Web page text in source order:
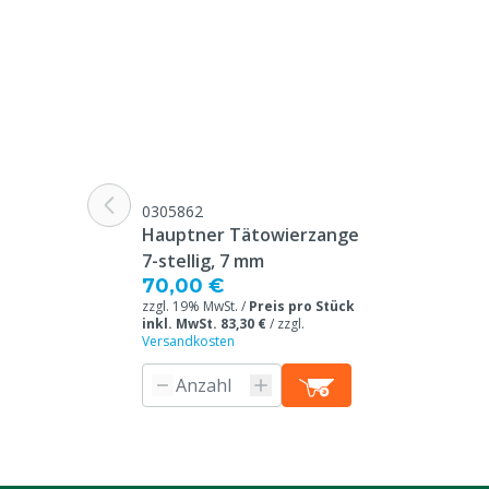
0305862
Hauptner Tätowierzange
7-stellig, 7 mm
70,00 €
zzgl. 19% MwSt. / Preis pro Stück
inkl. MwSt. 83,30 €/ zzgl.
Versandkosten